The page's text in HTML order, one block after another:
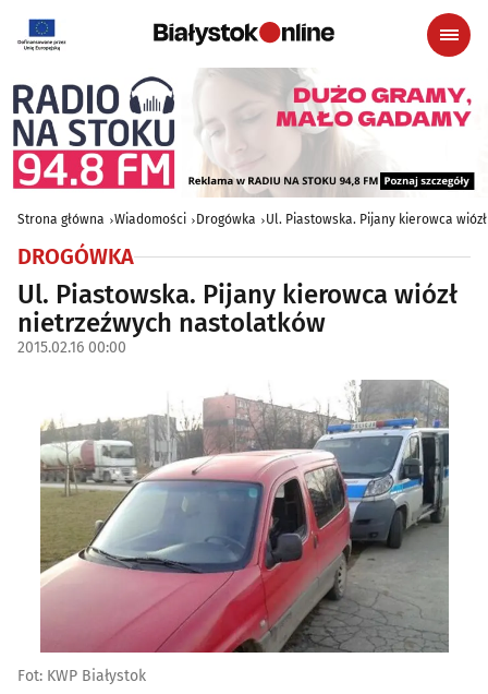
Strona główna Wiadomości Drogówka Ul. Piastowska. Pijany kierowca
DROGÓWKA
Ul. Piastowska. Pijany kierowca wiózł
nietrzeźwych nastolatków
2015.02.16 00:00
Fot: KWP Białystok